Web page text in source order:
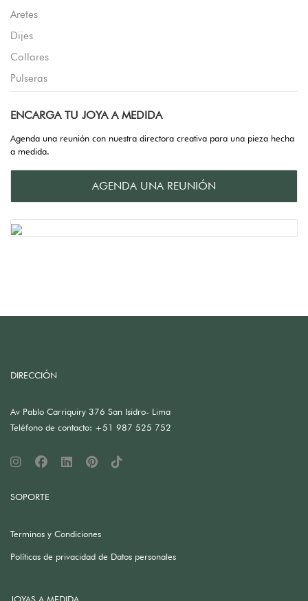
Aretes
Dijes
Collares
Pulseras
ENCARGA TU JOYA A MEDIDA
Agenda una reunión con nuestra directora creativa para una pieza hecha
a medida.
AGENDA UNA REUNIÓN
DIRECCIÓN
Av Pablo Carriquiry 376 San Isidro- Lima
Teléfono de contacto: +51 987 525 752
SOPORTE
Terminos y Condiciones
Políticas de privacidad de Datos personales